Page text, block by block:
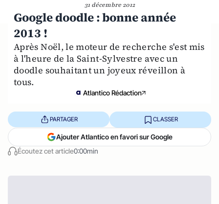
31 décembre 2012
Google doodle : bonne année
2013 !
Après Noël, le moteur de recherche s'est mis
à l'heure de la Saint-Sylvestre avec un
doodle souhaitant un joyeux réveillon à
tous.
Atlantico Rédaction
Écoutez cet article0:00min
PARTAGER CLASSER
Ajouter Atlantico en favori sur Google